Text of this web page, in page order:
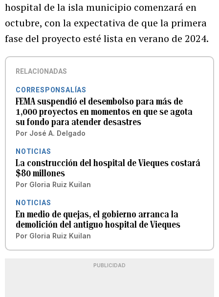
hospital de la isla municipio comenzará en
octubre, con la expectativa de que la primera
fase del proyecto esté lista en verano de 2024.
RELACIONADAS
CORRESPONSALÍAS
FEMA suspendió el desembolso para más de
1,000 proyectos en momentos en que se agota
su fondo para atender desastres
Por José A. Delgado
NOTICIAS
La construcción del hospital de Vieques costará
$80 millones
Por Gloria Ruiz Kuilan
NOTICIAS
En medio de quejas, el gobierno arranca la
demolición del antiguo hospital de Vieques
Por Gloria Ruiz Kuilan
PUBLICIDAD